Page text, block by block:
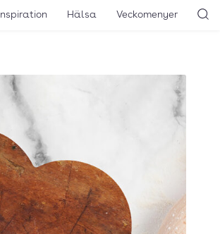
Inspiration Hälsa Veckomenyer